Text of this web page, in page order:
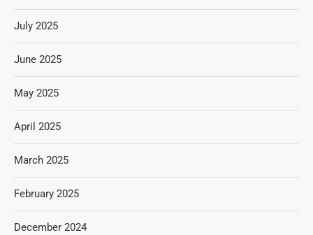
July 2025
June 2025
May 2025
April 2025
March 2025
February 2025
December 2024